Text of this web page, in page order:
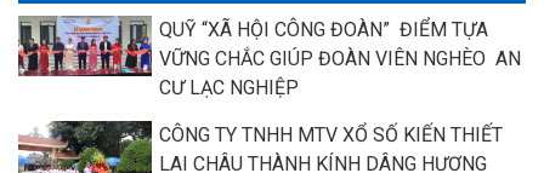
QUỸ “XÃ HỘI CÔNG ĐOÀN” ĐIỂM TỰA
VỮNG CHẮC GIÚP ĐOÀN VIÊN NGHÈO AN
CƯ LẠC NGHIỆP
CÔNG TY TNHH MTV XỔ SỐ KIẾN THIẾT
LAI CHÂU THÀNH KÍNH DÂNG HƯƠNG